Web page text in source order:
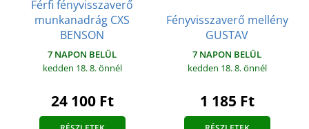
Férfi fényvisszaverő
munkanadrág CXS
BENSON
7 NAPON BELÜL
kedden 18. 8.önnél
24 100 Ft
Fényvisszaverő mellény
GUSTAV
7 NAPON BELÜL
kedden 18. 8.önnél
1 185 Ft